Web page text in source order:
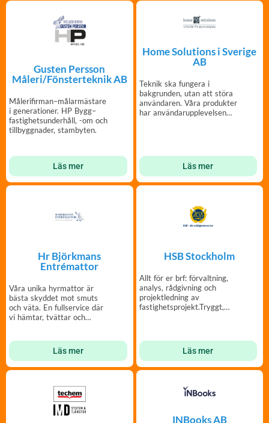
Gusten Persson
Måleri/Fönsterteknik AB
Målerifirman–målarmästare
i generationer. HP Bygg–
fastighetsunderhåll, -om och
tillbyggnader, stambyten.
Läs mer
Home Solutions i Sverige
AB
Teknik ska fungera i
bakgrunden, utan att störa
användaren. Våra produkter
har användarupplevelsen
Läs mer
Hr Björkmans
Entrémattor
Våra unika hyrmattor är
bästa skyddet mot smuts
och väta. En fullservice där
vi hämtar, tvättar och
Läs mer
HSB Stockholm
Allt för er brf: förvaltning,
analys, rådgivning och
projektledning av
fastighetsprojekt.Tryggt,
Läs mer
INBooks AB